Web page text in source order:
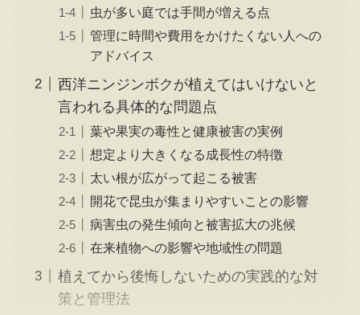
虫が多い庭では手間が増える点
管理に時間や費用をかけたくない人への
アドバイス
西洋ニンジンボクが植えてはいけないと
言われる具体的な問題点
葉や果実の毒性と健康被害の実例
想定より大きくなる成長性の特徴
太い根が広がって起こる被害
開花で昆虫が集まりやすいことの影響
病害虫の発生傾向と被害拡大の兆候
在来植物への影響や地域性の問題
植えてから後悔しないための実践的な対
策と管理法